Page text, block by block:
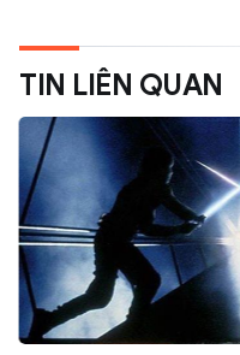
TIN LIÊN QUAN